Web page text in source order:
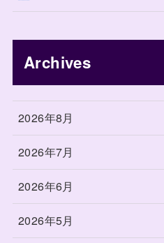
Archives
2026年8月
2026年7月
2026年6月
2026年5月